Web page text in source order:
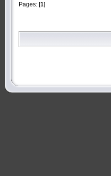
Pages: [1]